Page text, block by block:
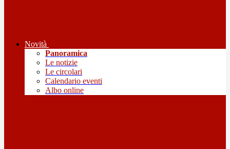
Novità
Panoramica
Le notizie
Le circolari
Calendario eventi
Albo online